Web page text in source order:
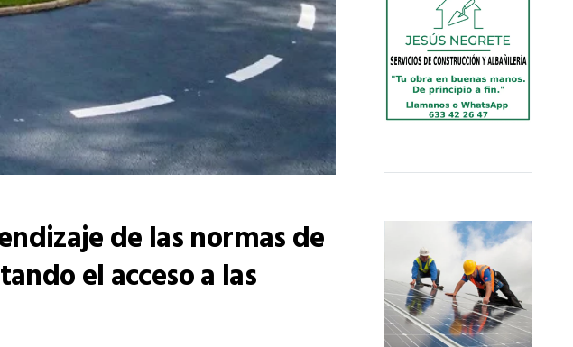
de las normas de
el acceso a las